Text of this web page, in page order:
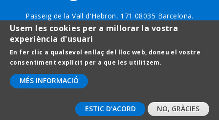
Passeig de la Vall d'Hebron, 171 08035 Barcelona.
Telèfon: 93 403 51 75
Footer
menu
Avís legal
Protecció de dades
Usem les cookies per a millorar la vostra
experiència d'usuari
En fer clic a qualsevol enllaç del lloc web, doneu el vostre
consentiment explícit per a que les utilitzem.
MÉS INFORMACIÓ
ESTIC D'ACORD NO, GRÀCIES